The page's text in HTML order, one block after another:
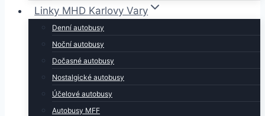
Linky MHD Karlovy Vary
Denní autobusy
Noční autobusy
Dočasné autobusy
Nostalgické autobusy
Účelové autobusy
Autobusy MFF